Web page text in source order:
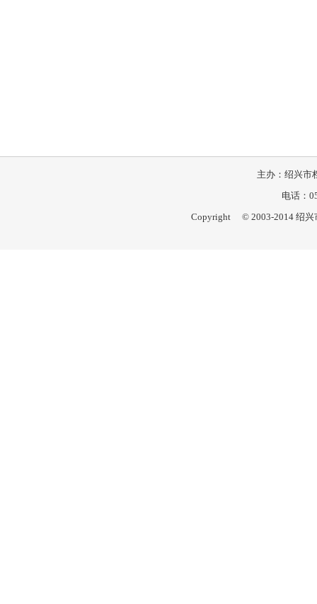
主办：绍兴市
电话：
Copyright © 2003-2014 绍兴